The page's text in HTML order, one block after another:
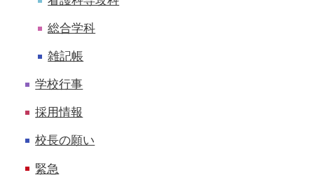
総合学科
雑記帳
学校行事
採用情報
校長の願い
緊急